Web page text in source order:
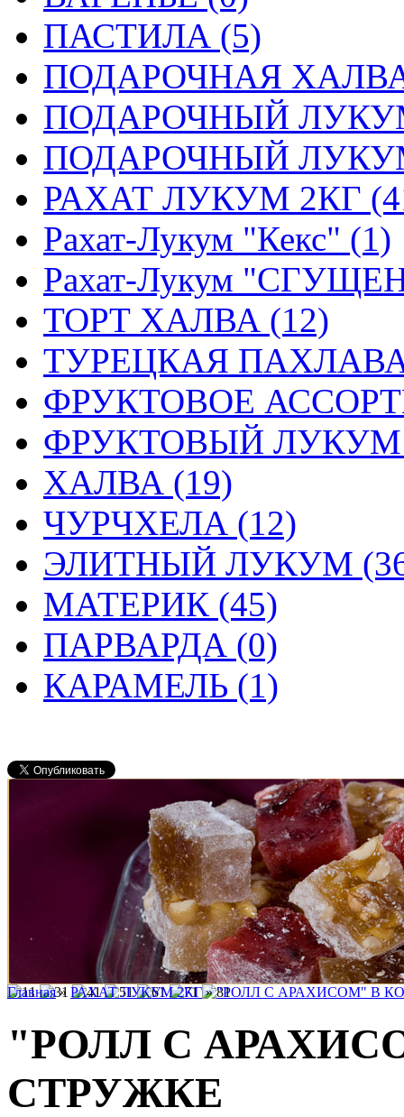
ПАСТИЛА (5)
ПОДАРОЧНАЯ
ПОДАРОЧНЫЙ
ПОДАРОЧНЫЙ
РАХАТ ЛУКУМ 2КГ
Рахат-Лукум "Кекс" (1)
Рахат-Лукум
ТОРТ ХАЛВА (12)
ТУРЕЦКАЯ ПАХЛАВА
ФРУКТОВОЕ
ФРУКТОВЫЙ ЛУКУМ
ХАЛВА (19)
ЧУРЧХЕЛА (12)
ЭЛИТНЫЙ ЛУКУМ
МАТЕРИК (45)
ПАРВАРДА (0)
КАРАМЕЛЬ (1)
Главная» РАХАТ ЛУКУМ 2КГ»"РОЛЛ С АРАХИСОМ" В
"РОЛЛ С
СТРУЖКЕ